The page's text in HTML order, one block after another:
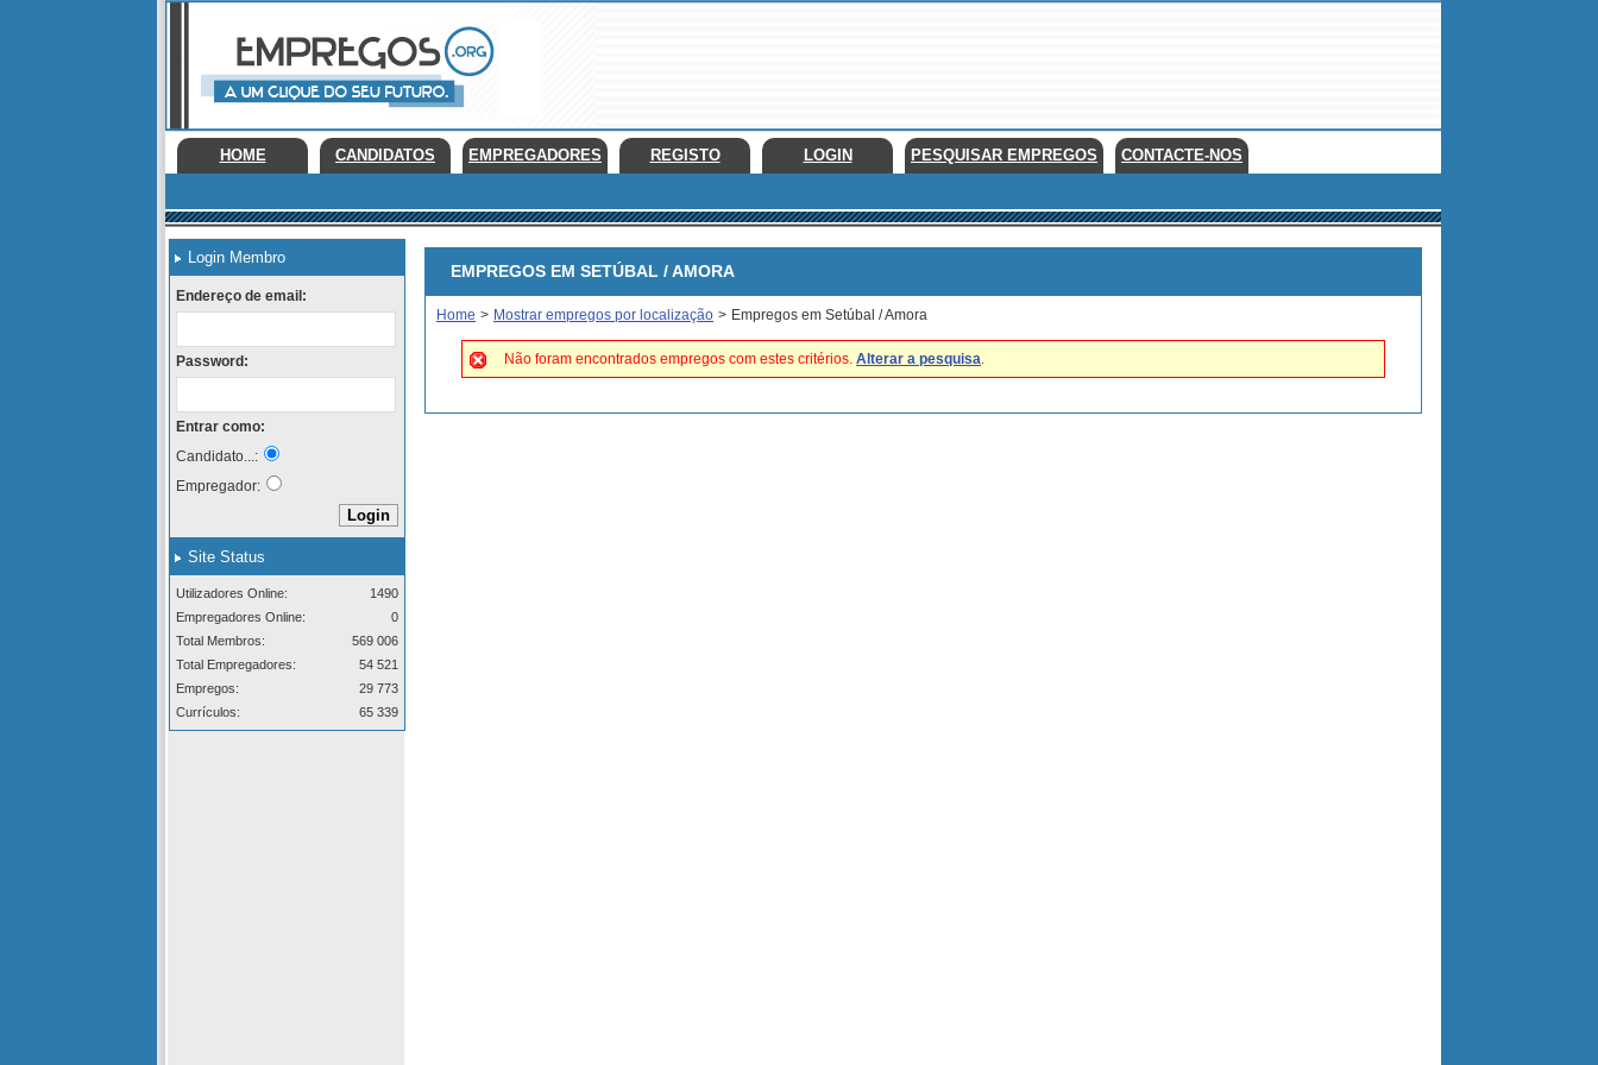
HOME CANDIDATOS EMPREGADORES REGISTO LOGIN PESQUISAR EMPREGOS CONTACTE-NOS
Login Membro
Endereço de email:
Password:
Entrar como:
Candidato...:
Empregador:
Site Status
Utilizadores Online:
1490
Empregadores Online:
0
Total Membros:
569 006
Total Empregadores:
54 521
Empregos:
29 773
Currículos:
65 339
EMPREGOS EM SETÚBAL / AMORA
Home > Mostrar empregos por localização > Empregos em Setúbal / Amora
Não foram encontrados empregos com estes critérios. Alterar a pesquisa.